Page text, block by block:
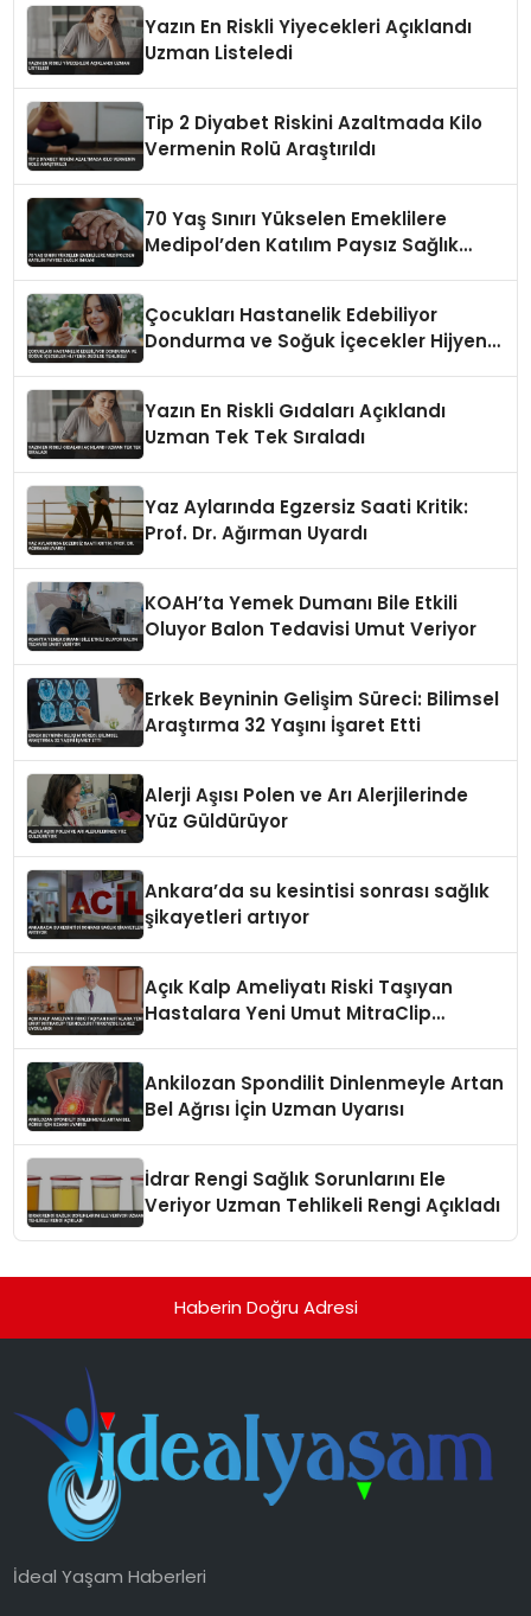
Yazın En Riskli Yiyecekleri Açıklandı
Uzman Listeledi
Tip 2 Diyabet Riskini Azaltmada Kilo
Vermenin Rolü Araştırıldı
70 Yaş Sınırı Yükselen Emeklilere
Medipol’den Katılım Paysız Sağlık
Çocukları Hastanelik Edebiliyor
Dondurma ve Soğuk İçecekler Hijyenik
Yazın En Riskli Gıdaları Açıklandı
Uzman Tek Tek Sıraladı
Yaz Aylarında Egzersiz Saati Kritik:
Prof. Dr. Ağırman Uyardı
KOAH’ta Yemek Dumanı Bile Etkili
Oluyor Balon Tedavisi Umut Veriyor
Erkek Beyninin Gelişim Süreci: Bilimsel
Araştırma 32 Yaşını İşaret Etti
Alerji Aşısı Polen ve Arı Alerjilerinde
Yüz Güldürüyor
Ankara’da su kesintisi sonrası sağlık
şikayetleri artıyor
Açık Kalp Ameliyatı Riski Taşıyan
Hastalara Yeni Umut MitraClip
Ankilozan Spondilit Dinlenmeyle Artan
Bel Ağrısı İçin Uzman Uyarısı
İdrar Rengi Sağlık Sorunlarını Ele
Veriyor Uzman Tehlikeli Rengi Açıkladı
Haberin Doğru Adresi
İdeal Yaşam Haberleri